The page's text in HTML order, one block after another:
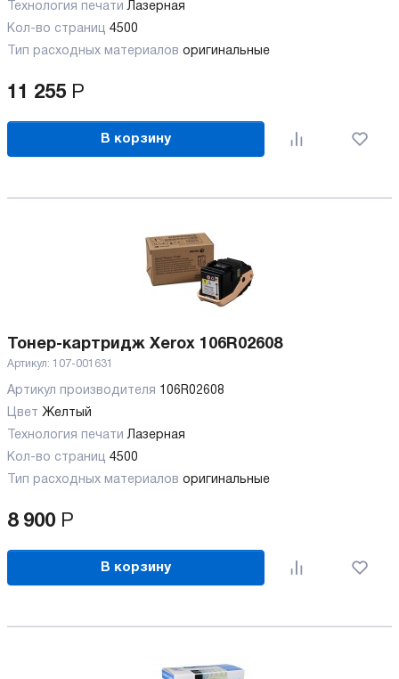
Технология печатиЛазерная
Кол-во страниц 4500
Тип расходных материалов оригинальные
11 255 Р
В корзину
Тонер-картридж Xerox 106R02608
Артикул: 107-001631
Артикул производителя
106R02608
Цвет Желтый
Технология печатиЛазерная
Кол-во страниц 4500
Тип расходных материалов оригинальные
8 900 Р
В корзину